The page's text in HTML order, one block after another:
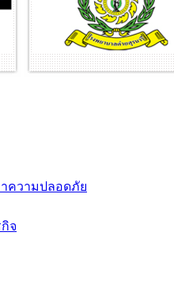
ความปลอดภัย
จ